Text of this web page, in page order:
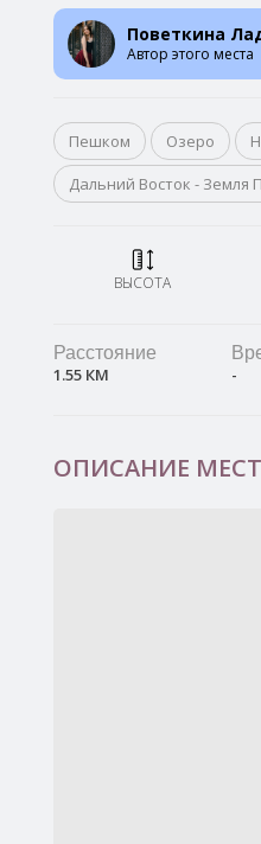
Поветкина
Автор этого места
Пешком Озеро
Дальний Восток - Земля
ВЫСОТА
Расстояние
1.55 КМ
-
ОПИСАНИЕ